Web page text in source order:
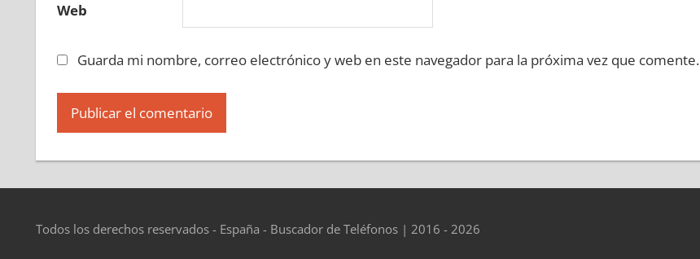
Web
Guarda mi nombre, correo electrónico y web en este navegador para la próxima vez que comente.
Todos los derechos reservados - España - Buscador de Teléfonos | 2016 - 2026